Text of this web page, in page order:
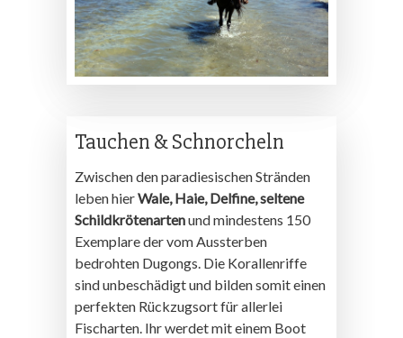
Tauchen & Schnorcheln
Zwischen den paradiesischen Stränden
leben hierWale, Haie, Delfine, seltene
Schildkrötenartenund mindestens 150
Exemplare der vom Aussterben
bedrohten Dugongs. Die Korallenriffe
sind unbeschädigt und bilden somit einen
perfekten Rückzugsort für allerlei
Fischarten. Ihr werdet mit einem Boot